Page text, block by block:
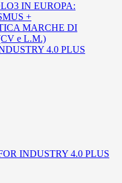
IN EUROPA:
+
MARCHE DI
e L.M.)
4.0 PLUS
INDUSTRY 4.0 PLUS